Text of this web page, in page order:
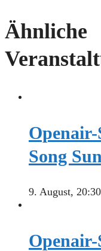
Ähnliche
Song
9. August,